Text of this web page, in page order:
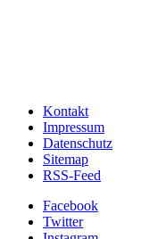
Kontakt
Impressum
Datenschutz
Sitemap
RSS-Feed
Facebook
Twitter